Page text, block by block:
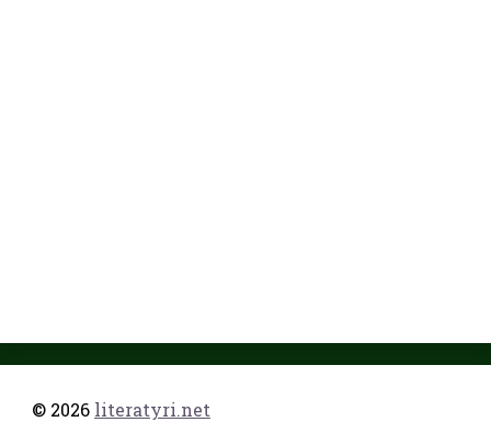
© 2026 literatyri.net